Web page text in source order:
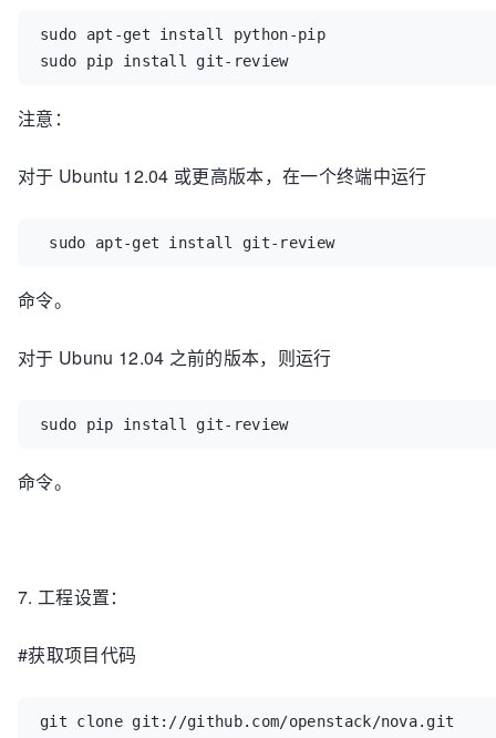
sudo apt-get install python-pip
sudo pip install git-review
注意：
对于 Ubuntu 12.04 或更高版本，在一个终端中运行
sudo apt-get install git-review
命令。
对于 Ubunu 12.04 之前的版本，则运行
sudo pip install git-review
命令。
7. 工程设置：
#获取项目代码
git clone git://github.com/openstack/nova.git